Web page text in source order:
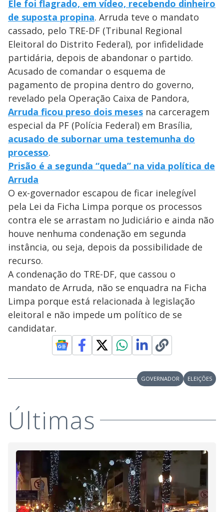
Ele foi flagrado, em vídeo, recebendo dinheiro
de suposta propina. Arruda teve o mandato
cassado, pelo TRE-DF (Tribunal Regional
Eleitoral do Distrito Federal), por infidelidade
partidária, depois de abandonar o partido.
Acusado de comandar o esquema de
pagamento de propina dentro do governo,
revelado pela Operação Caixa de Pandora,
Arruda ficou preso dois meses na carceragem
especial da PF (Polícia Federal) em Brasília,
acusado de subornar uma testemunha do
processo.
Prisão é a segunda “queda” na vida política de
Arruda
O ex-governador escapou de ficar inelegível
pela Lei da Ficha Limpa porque os processos
contra ele se arrastam no Judiciário e ainda não
houve nenhuma condenação em segunda
instância, ou seja, depois da possibilidade de
recurso.
A condenação do TRE-DF, que cassou o
mandato de Arruda, não se enquadra na Ficha
Limpa porque está relacionada à legislação
eleitoral e não impede um político de se
candidatar.
GOVERNADOR ELEIÇÕES
Últimas